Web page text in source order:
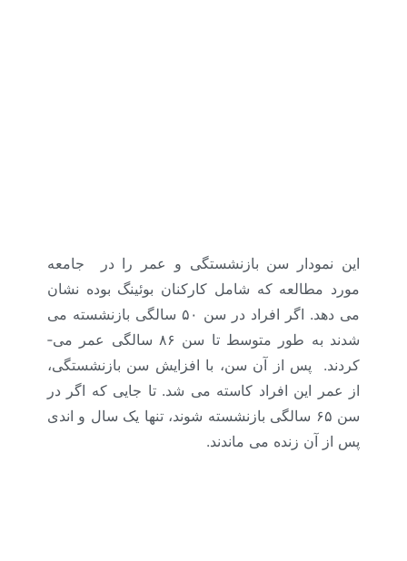
این نمودار سن بازنشستگی و عمر را در جامعه
مورد مطالعه که شامل کارکنان بوئینگ بوده نشان
می دهد. اگر افراد در سن ۵۰ سالگی بازنشسته می
شدند به طور متوسط تا سن ۸۶ سالگی عمر می­
کردند. پس از آن سن، با افزایش سن بازنشستگی،
از عمر این افراد کاسته می ­شد. تا جایی که اگر در
سن ۶۵ سالگی بازنشسته شوند، تنها یک سال و اندی
پس از آن زنده می ­ماندند.